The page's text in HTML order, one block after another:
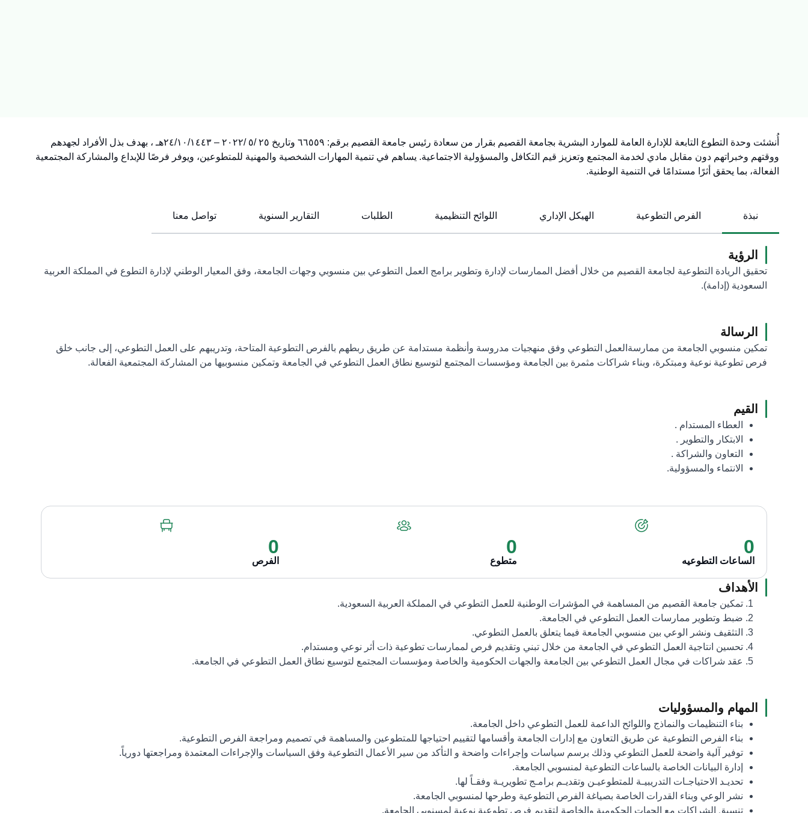
أُنشئت وحدة التطوع التابعة للإدارة العامة للموارد البشرية بجامعة القصيم بقرار من سعادة رئيس جامعة القصيم برقم: ٦٦٥٥٩ وتاريخ ٢٥ /٥ /٢٠٢٢ – ٢٤/١٠/١٤٤٣هـ ، بهدف بذل الأفراد لجهدهم
ووقتهم وخبراتهم دون مقابل مادي لخدمة المجتمع وتعزيز قيم التكافل والمسؤولية الاجتماعية. يساهم في تنمية المهارات الشخصية والمهنية للمتطوعين، ويوفر فرصًا للإبداع والمشاركة المجتمعية
الفعالة، بما يحقق أثرًا مستدامًا في التنمية الوطنية.
نبذة الفرص التطوعية الهيكل الإداري​ اللوائح التنظيمية الطلبات التقارير السنوية تواصل معنا
الرؤية
تحقيق الريادة التطوعية لجامعة القصيم من خلال أفضل الممارسات لإدارة وتطوير برامج العمل التطوعي بين منسوبي وجهات الجامعة، وفق المعيار الوطني لإدارة التطوع في المملكة العربية
السعودية (إدامة).
الرسالة
تمكين منسوبي الجامعة من ممارسةالعمل التطوعي وفق منهجيات مدروسة وأنظمة مستدامة عن طريق ربطهم بالفرص التطوعية المتاحة، وتدريبهم على العمل التطوعي، إلى جانب خلق
فرص تطوعية نوعية ومبتكرة، وبناء شراكات مثمرة بين الجامعة ومؤسسات المجتمع لتوسيع نطاق العمل التطوعي في الجامعة وتمكين منسوبيها من المشاركة المجتمعية الفعالة.
القيم
العطاء المستدام .
الابتكار والتطوير .
التعاون والشراكة .
الانتماء والمسؤولية.
0
الساعات التطوعيه
0
متطوع
0
الفرص
الأهداف
تمكين جامعة القصيم من المساهمة في المؤشرات الوطنية للعمل التطوعي في المملكة العربية السعودية.
ضبط وتطوير ممارسات العمل التطوعي في الجامعة.
التثقيف ونشر الوعي بين منسوبي الجامعة فيما يتعلق بالعمل التطوعي.
تحسين انتاجية العمل التطوعي في الجامعة من خلال تبني وتقديم فرص لممارسات تطوعية ذات أثر نوعي ومستدام.
عقد شراكات في مجال العمل التطوعي بين الجامعة والجهات الحكومية والخاصة ومؤسسات المجتمع لتوسيع نطاق العمل التطوعي في الجامعة.
المهام والمسؤوليات
بناء التنظيمات والنماذج واللوائح الداعمة للعمل التطوعي داخل الجامعة.
بناء الفرص التطوعية عن طريق التعاون مع إدارات الجامعة وأقسامها لتقييم احتياجها للمتطوعين والمساهمة في تصميم ومراجعة الفرص التطوعية.
توفير آلية واضحة للعمل التطوعي وذلك برسم سياسات وإجراءات واضحة و التأكد من سير الأعمال التطوعية وفق السياسات والإجراءات المعتمدة ومراجعتها دورياً.
إدارة البيانات الخاصة بالساعات التطوعية لمنسوبي الجامعة.
تحديـد الاحتياجـات التدريبيـة للمتطوعيـن وتقديـم برامـج تطويريـة وفقـاً لها.
نشر الوعي وبناء القدرات الخاصة بصياغة الفرص التطوعية وطرحها لمنسوبي الجامعة.
تنسيق الشراكات مع الجهات الحكومية والخاصة لتقديم فرص تطوعية نوعية لمسنوبي الجامعة.